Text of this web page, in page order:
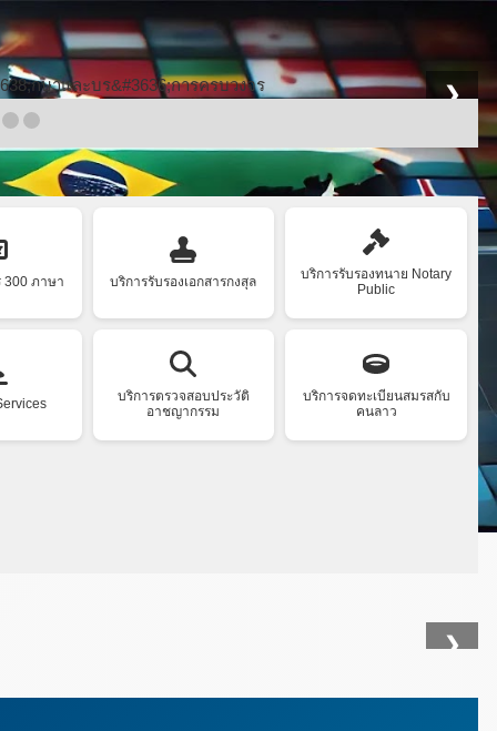
❯
300 ภาษา บริการรับรองเอกสารกงสุล
บริการรับรองทนาย Notary
Public
บริการตรวจสอบประวัติ
อาชญากรรม
บริการจดทะเบียนสมรสกับ
คนลาว
❯